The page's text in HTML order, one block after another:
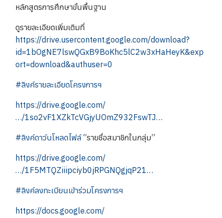
หลักสูตรการศึกษาขั้นพื้นฐาน
ดูรายละเอียดเพิ่มเติมที่
https://drive.usercontent.google.com/download?
id=1bOgNE7lswQGxB9BoKhc5lC2w3xHaHeyK&exp
ort=download&authuser=0
#ลิงค์รายละเอียดโครงการฯ
https://drive.google.com/
…/1so2vF1XZkTcVGjyUOmZ932FswTJ…
#ลิงค์ดาว์นโหลดไฟล์“รายชื่อสมาชิกในกลุ่ม”
https://drive.google.com/
…/1F5MTQZiiipciyb0jRPGNQgjqP21…
#ลิงค์ลงทะเบียนเข้าร่วมโครงการฯ
https://docs.google.com/